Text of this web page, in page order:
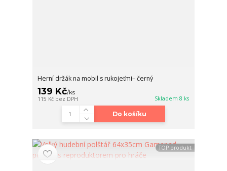
Herní držák na mobil s rukojeťmi– černý
139 Kč/ks
115 Kč bez DPH Skladem 8 ks
Do košíku
TOP produkt